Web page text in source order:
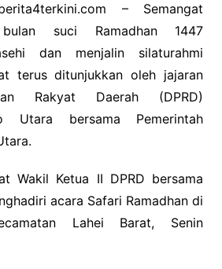
– Semangat
bulan suci Ramadhan 1447
dan menjalin silaturahmi
terus ditunjukkan oleh jajaran
Rakyat Daerah (DPRD)
Utara bersama Pemerintah
Wakil Ketua II DPRD bersama
acara Safari Ramadhan di
Lahei Barat, Senin